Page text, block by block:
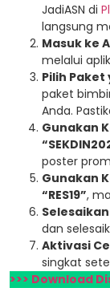
JadiASN di
langsung
Masuk ke
melalui
Pilih Paket
paket
Anda.
Gunakan
poster
Gunakan
“RES19”,
dan
Aktivasi
singkat
>>> Download